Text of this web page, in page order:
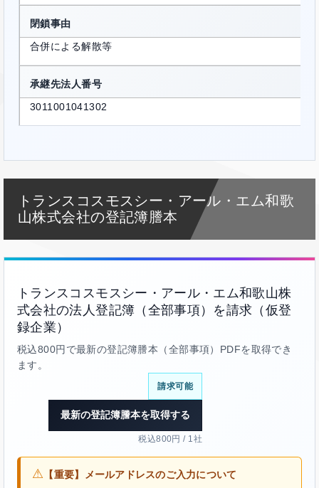
閉鎖事由
合併による解散等
承継先法人番号
3011001041302
トランスコスモスシー・アール・エム和歌
山株式会社の登記簿謄本
トランスコスモスシー・アール・エム和歌山株
式会社の法人登記簿（全部事項）を請求（仮登
録企業）
税込800円で最新の登記簿謄本（全部事項）PDFを取得でき
ます。
請求可能
最新の登記簿謄本を取得する
税込800円 / 1社
⚠ 【重要】メールアドレスのご入力について